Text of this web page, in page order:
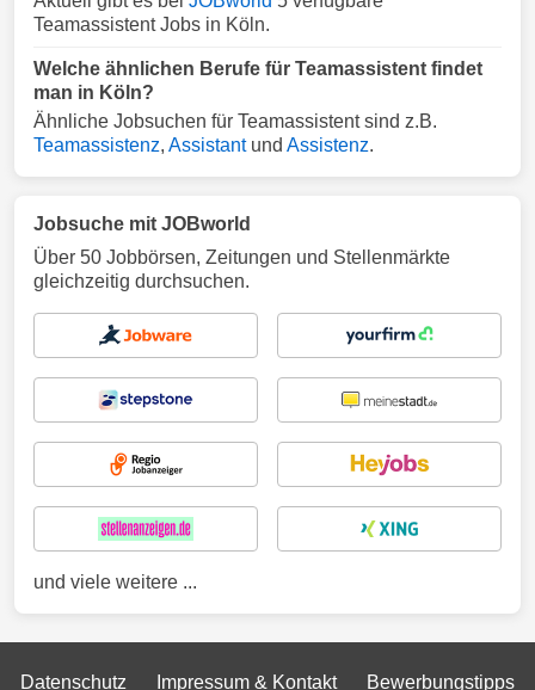
Teamassistent Jobs in Köln.
Welche ähnlichen Berufe für Teamassistent findet
man in Köln?
Ähnliche Jobsuchen für Teamassistent sind z.B.
Teamassistenz, Assistantund Assistenz.
Jobsuche mit JOBworld
Über 50 Jobbörsen, Zeitungen und Stellenmärkte
gleichzeitig durchsuchen.
und viele weitere ...
Datenschutz Impressum & Kontakt Bewerbungstipps